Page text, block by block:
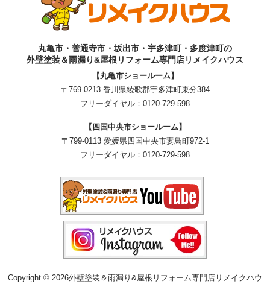
丸亀市・善通寺市・坂出市・宇多津町・多度津町の
外壁塗装＆雨漏り&屋根リフォーム専門店リメイクハウス
【丸亀市ショールーム】
〒769-0213 香川県綾歌郡宇多津町東分384
フリーダイヤル： 0120-729-598
【四国中央市ショールーム】
〒799-0113 愛媛県四国中央市妻鳥町972-1
フリーダイヤル： 0120-729-598
Copyright © 2026外壁塗装＆雨漏り&屋根リフォーム専門店リメイクハウ